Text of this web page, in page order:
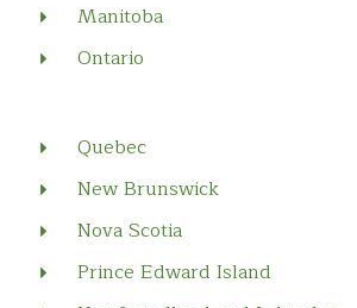
Manitoba
Ontario
Quebec
New Brunswick
Nova Scotia
Prince Edward Island